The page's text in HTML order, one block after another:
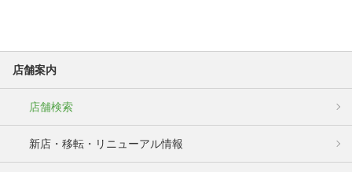
店舗案内
店舗検索
新店・移転・リニューアル情報